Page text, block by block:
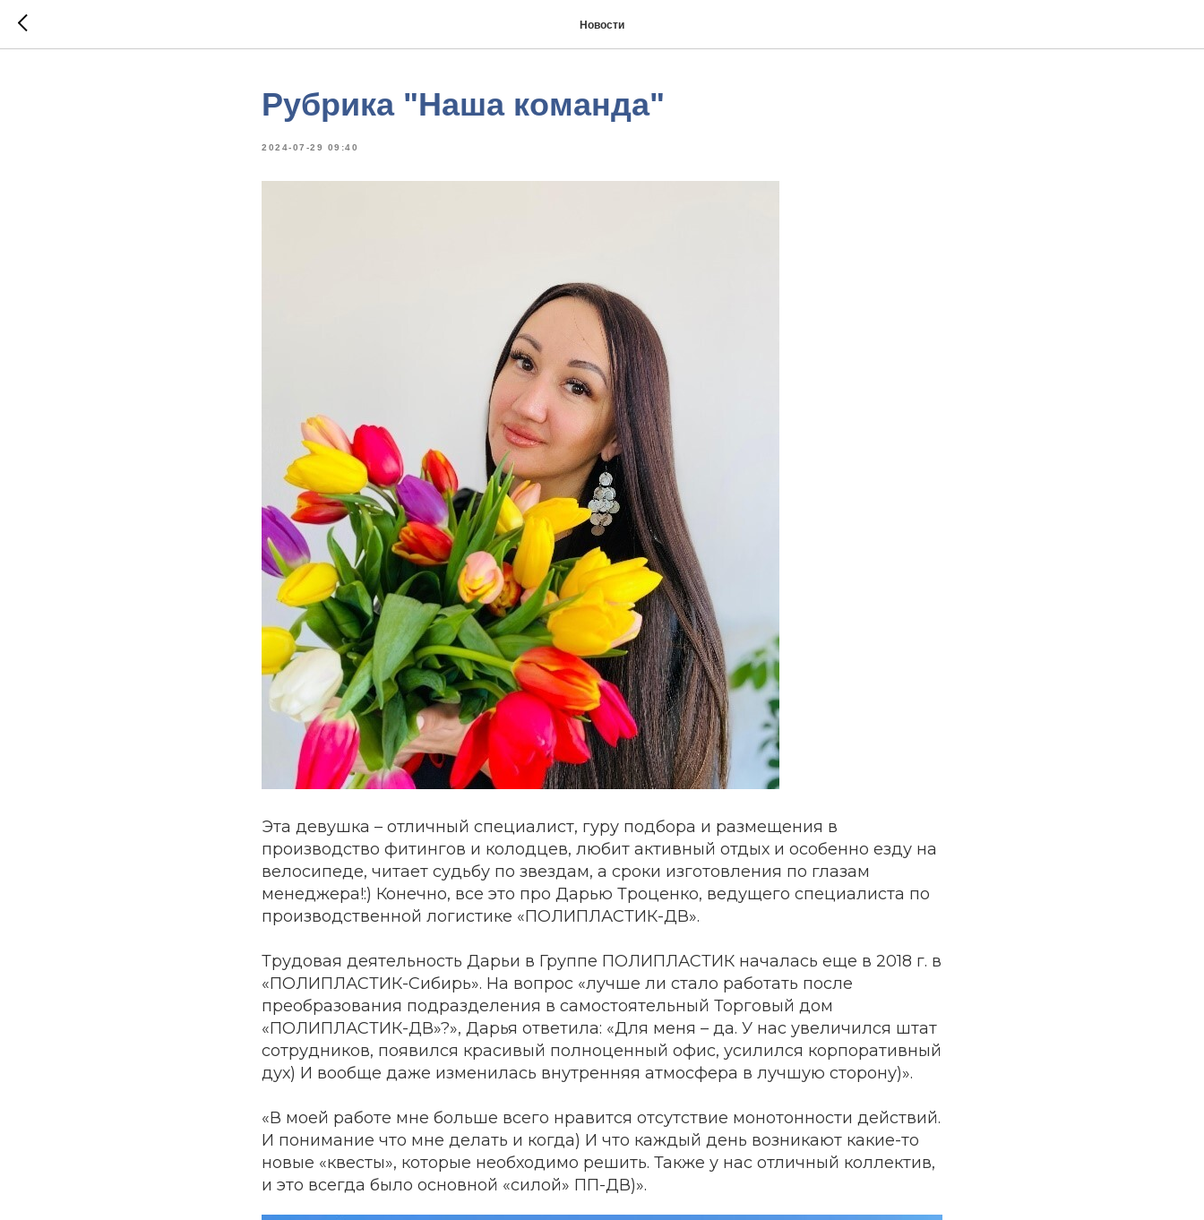
Новости
Рубрика "Наша команда"
2024-07-29 09:40
Эта девушка – отличный специалист, гуру подбора и размещения в
производство фитингов и колодцев, любит активный отдых и особенно езду на
велосипеде, читает судьбу по звездам, а сроки изготовления по глазам
менеджера!:) Конечно, все это про Дарью Троценко, ведущего специалиста по
производственной логистике «ПОЛИПЛАСТИК-ДВ».
Трудовая деятельность Дарьи в Группе ПОЛИПЛАСТИК началась еще в 2018 г. в
«ПОЛИПЛАСТИК-Сибирь». На вопрос «лучше ли стало работать после
преобразования подразделения в самостоятельный Торговый дом
«ПОЛИПЛАСТИК-ДВ»?», Дарья ответила: «Для меня – да. У нас увеличился штат
сотрудников, появился красивый полноценный офис, усилился корпоративный
дух) И вообще даже изменилась внутренняя атмосфера в лучшую сторону)».
«В моей работе мне больше всего нравится отсутствие монотонности действий.
И понимание что мне делать и когда) И что каждый день возникают какие-то
новые «квесты», которые необходимо решить. Также у нас отличный коллектив,
и это всегда было основной «силой» ПП-ДВ)».